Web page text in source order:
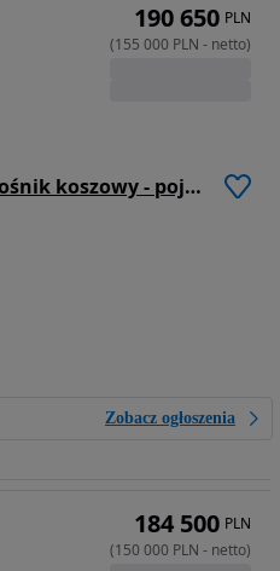
MAN MAN 14.170F Podnośnik koszowy - pojazd dwudrogowy do obsługi sieci trakcyjnej
Zobacz ogłoszenia
190 650 PLN
(155 000 PLN - netto)
184 500 PLN
(150 000 PLN - netto)